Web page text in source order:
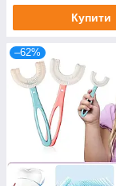
Купити
–62%